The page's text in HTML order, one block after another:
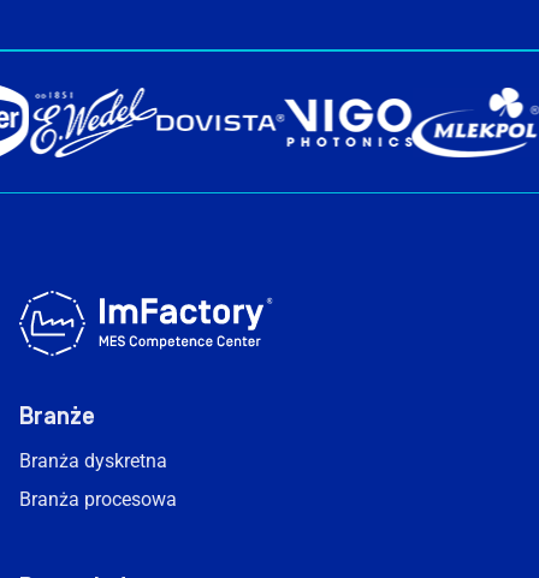
Branże
Branża dyskretna
Branża procesowa